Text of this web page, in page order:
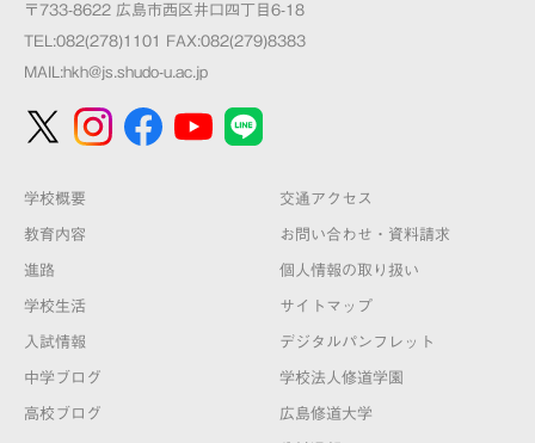
〒733-8622 広島市西区井口四丁目6-18
TEL:082(278)1101 FAX:082(279)8383
MAIL:hkh@js.shudo-u.ac.jp
学校概要
教育内容
進路
学校生活
入試情報
中学ブログ
高校ブログ
交通アクセス
お問い合わせ・資料請求
個人情報の取り扱い
サイトマップ
デジタルパンフレット
学校法人修道学園
広島修道大学